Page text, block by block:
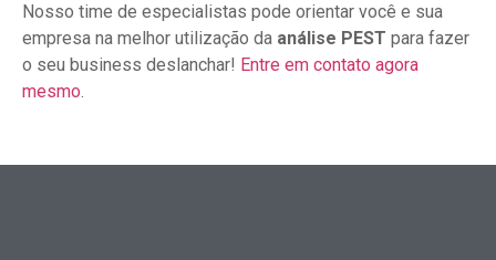
Nosso time de especialistas pode orientar você e sua
empresa na melhor utilização da análise PEST para fazer
o seu business deslanchar! Entre em contato agora
mesmo.